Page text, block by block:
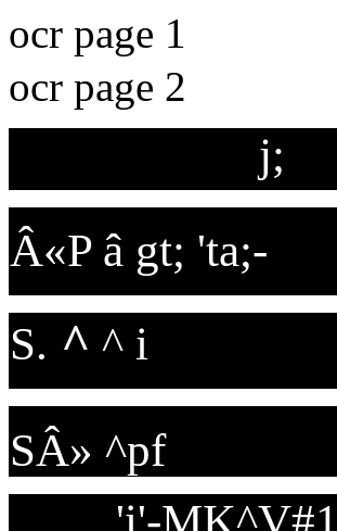
ocr page 1
ocr page 2
j;
Â«P â gt; 'ta;-
S. ^ ^ i
SÂ» ^pf
'i'-MK^V#1